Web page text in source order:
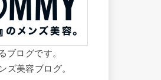
ブログです。
ズ美容ブログ。